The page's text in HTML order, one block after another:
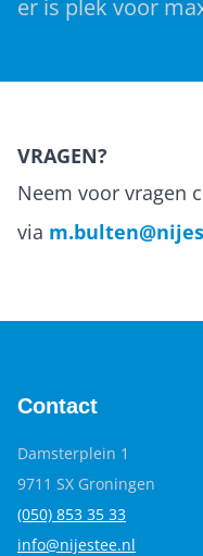
er is plek voor
VRAGEN?
Neem voor vragen
via
Contact
Damsterplein 1
9711 SX Groningen
(050) 853 35 33
info@nijestee.nl